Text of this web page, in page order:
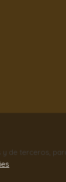
y de terceros,